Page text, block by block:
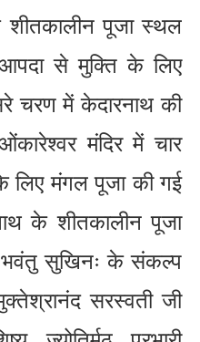
पूजा स्थल
से मुक्ति के लिए
चरण में केदारनाथ की
मंदिर में चार
लिए मंगल पूजा की गई
के शीतकालीन पूजा
भवंतु सुखिनः के संकल्प
सरस्वती जी